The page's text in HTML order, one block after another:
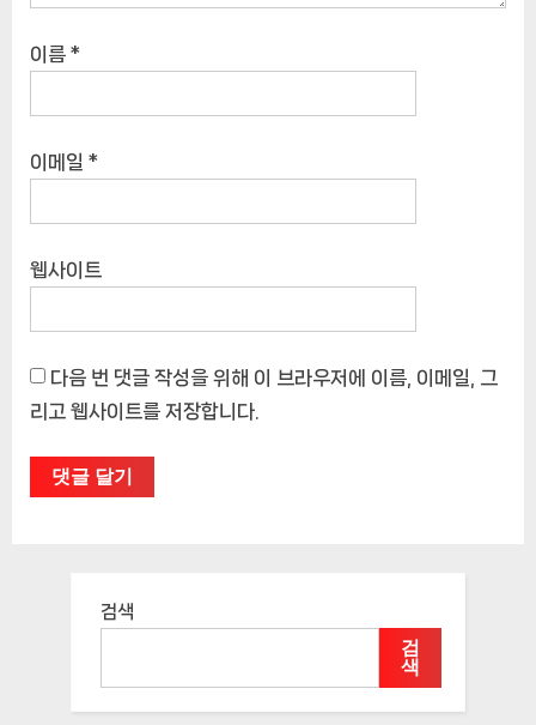
이름 *
이메일 *
웹사이트
다음 번 댓글 작성을 위해 이 브라우저에 이름, 이메일, 그
리고 웹사이트를 저장합니다.
검색
검
색